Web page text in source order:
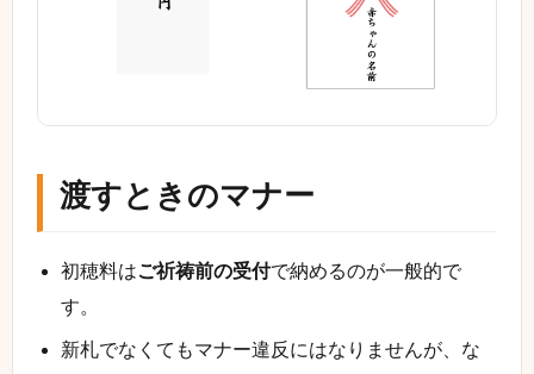
渡すときのマナー
初穂料はご祈祷前の受付で納めるのが一般的で
す。
新札でなくてもマナー違反にはなりませんが、な